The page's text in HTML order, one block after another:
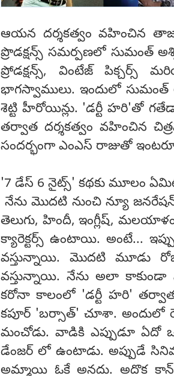
ఆయ‌న‌ దర్శకత్వం వహించిన
ప్రొడక్షన్స్ సమర్పణలో సుమంత్
ప్రోడక్షన్స్, వింటేజ్ పిక్చర్స్
భాగస్వాములు. ఇందులో
శెట్టి హీరోయిన్లు. 'డర్టీ హరి'తో
తర్వాత దర్శకత్వం వహించిన
సందర్భంగా ఎంఎస్ రాజుతో
'7 డేస్ 6 నైట్స్' కథకు మూలం
నేను మొదటి నుంచి న్యూ
తెలుగు, హిందీ, ఇంగ్లీష్,
క్యారెక్టర్స్ ఉంటాయి. అంటే...
వస్తున్నాయి. మొదటి మూడు
వస్తున్నాయి. నేను అలా కాకుండా
కరోనా కాలంలో 'డర్టీ హరి' తర్వాత
కపూర్ 'బర్సాత్' చూశా. అందులో
మంచోడు. వాడికి ఎప్పుడూ ఏదో
డేంజర్ లో ఉంటాడు. అప్పుడే
అమ్మాయి ఓకే అనదు. అదొక